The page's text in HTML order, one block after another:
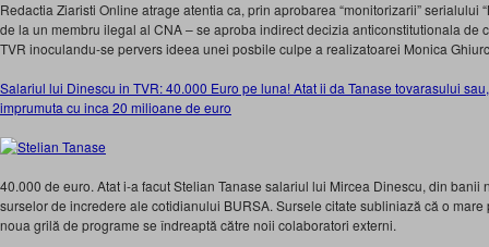
Redactia Ziaristi Online atrage atentia ca, prin aprobarea “monitorizarii” serialului
de la un membru ilegal al CNA – se aproba indirect decizia anticonstitutionala de
TVR inoculandu-se pervers ideea unei posbile culpe a realizatoarei Monica
Salariul lui Dinescu in TVR: 40.000 Euro pe luna! Atat ii da Tanase tovarasului
imprumuta cu inca 20 milioane de euro
40.000 de euro. Atat i-a facut Stelian Tanase salariul lui Mircea Dinescu, din banii
surselor de incredere ale cotidianului BURSA. Sursele citate subliniază că o
noua grilă de programe se îndreaptă către noii colaboratori externi.